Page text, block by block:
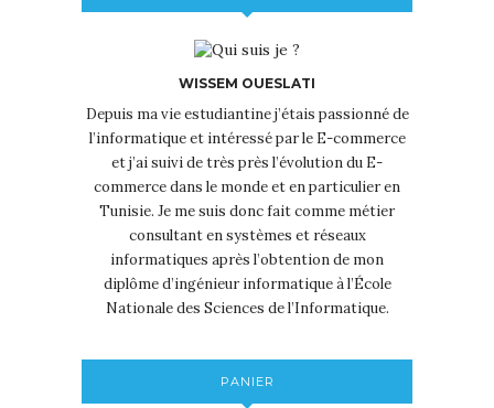
WISSEM OUESLATI
Depuis ma vie estudiantine j’étais passionné de
l’informatique et intéressé par le E-commerce
et j’ai suivi de très près l’évolution du E-
commerce dans le monde et en particulier en
Tunisie. Je me suis donc fait comme métier
consultant en systèmes et réseaux
informatiques après l’obtention de mon
diplôme d’ingénieur informatique à l’École
Nationale des Sciences de l’Informatique.
PANIER